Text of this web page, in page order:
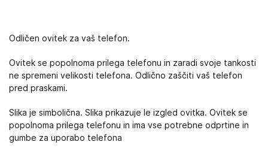
Odličen ovitek za vaš telefon.
Ovitek se popolnoma prilega telefonu in zaradi svoje tankosti
ne spremeni velikosti telefona. Odlično zaščiti vaš telefon
pred praskami.
Slika je simbolična. Slika prikazuje le izgled ovitka. Ovitek se
popolnoma prilega telefonu in ima vse potrebne odprtine in
gumbe za uporabo telefona